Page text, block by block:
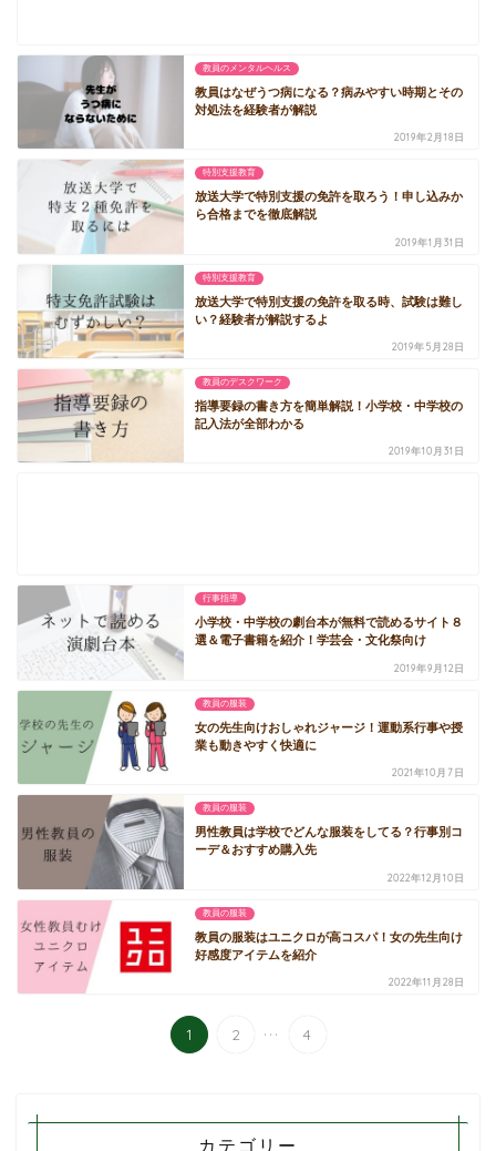
教員のメンタルヘルス
教員はなぜうつ病になる？病みやすい時期とその
対処法を経験者が解説
2019年2月18日
特別支援教育
放送大学で特別支援の免許を取ろう！申し込みか
ら合格までを徹底解説
2019年1月31日
特別支援教育
放送大学で特別支援の免許を取る時、試験は難し
い？経験者が解説するよ
2019年5月28日
教員のデスクワーク
指導要録の書き方を簡単解説！小学校・中学校の
記入法が全部わかる
2019年10月31日
行事指導
小学校・中学校の劇台本が無料で読めるサイト８
選＆電子書籍を紹介！学芸会・文化祭向け
2019年9月12日
教員の服装
女の先生向けおしゃれジャージ！運動系行事や授
業も動きやすく快適に
2021年10月7日
教員の服装
男性教員は学校でどんな服装をしてる？行事別コ
ーデ＆おすすめ購入先
2022年12月10日
教員の服装
教員の服装はユニクロが高コスパ！女の先生向け
好感度アイテムを紹介
2022年11月28日
1 2 ... 4
カテゴリー